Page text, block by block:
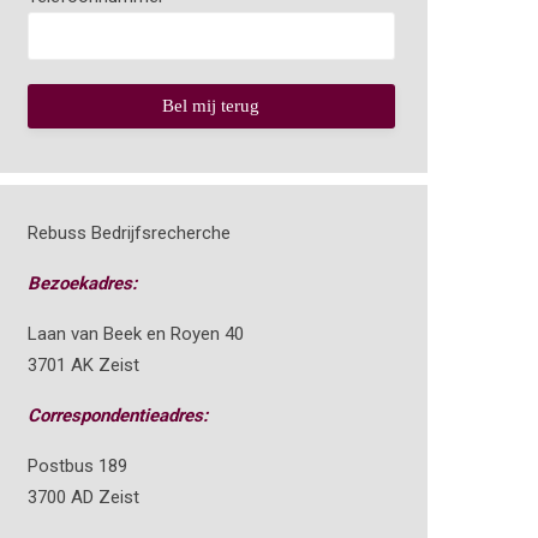
Rebuss Bedrijfsrecherche
Bezoekadres:
Laan van Beek en Royen 40
3701 AK Zeist
Correspondentieadres:
Postbus 189
3700 AD Zeist